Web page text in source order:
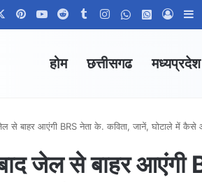
PinterestYouTubeRedditTumblrInstagramWhatsAppLog In
होम छत्तीसगढ मध्यप्रदेश
से बाहर आएंगी BRS नेता के. कविता, जानें, घोटाले में
जेल से बाहर आएंगी